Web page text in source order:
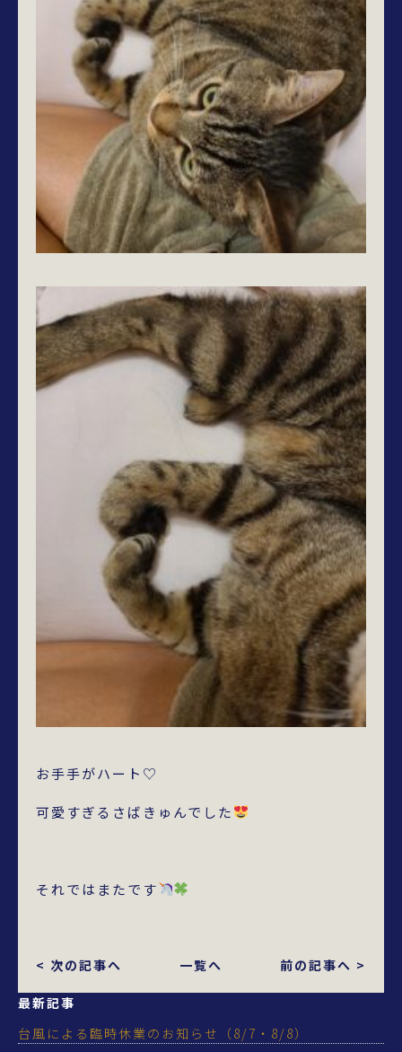
お手手がハート♡
可愛すぎるさばきゅんでした
それではまたです
< 次の記事へ 一覧へ 前の記事へ >
最新記事
台風による臨時休業のお知らせ（8/7・8/8）